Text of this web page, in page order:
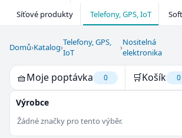
Síťové produkty Telefony, GPS, IoT
Domů›Katalog›Telefony, GPS,
IoT
›Nositelná
elektronika
🧺Moje poptávka 0 🛒Košík 0
Výrobce
Žádné značky pro tento výběr.